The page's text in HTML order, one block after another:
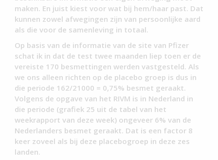
maken. En juist kiest voor wat bij hem/haar past. Dat
kunnen zowel afwegingen zijn van persoonlijke aard
als die voor de samenleving in totaal.
Op basis van de informatie van de site van Pfizer
schat ik in dat de test twee maanden liep toen er de
vereiste 170 besmettingen werden vastgesteld. Als
we ons alleen richten op de placebo groep is dus in
die periode 162/21000 = 0,75% besmet geraakt.
Volgens de opgave van het RIVM is in Nederland in
die periode (grafiek 25 uit de tabel van het
weekrapport van deze week) ongeveer 6% van de
Nederlanders besmet geraakt. Dat is een factor 8
keer zoveel als bij deze placebogroep in deze zes
landen.